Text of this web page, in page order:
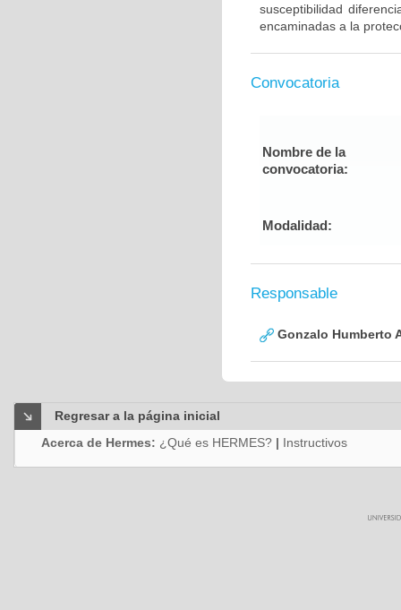
susceptibilidad
encaminadas a la
Convocatoria
Nombre de la
convocatoria:
Modalidad:
Responsable
Gonzalo Humberto
Regresar a la página inicial
Acerca de Hermes: ¿Qué es HERMES? | Instructivos